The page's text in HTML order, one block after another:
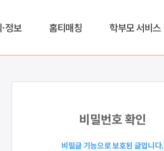
정보 홈티매칭 학부모 서비스
비밀번호 확인
비밀글 기능으로 보호된 글입니다.